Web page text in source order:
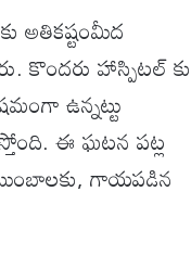
అతికష్టంమీద
కొందరు హాస్పిటల్ కు
ఉన్నట్టు
ఈ ఘటన పట్ల
గాయపడిన